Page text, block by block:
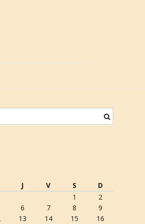
J V S D
1
2
6 7 8
9
13 14 15
16